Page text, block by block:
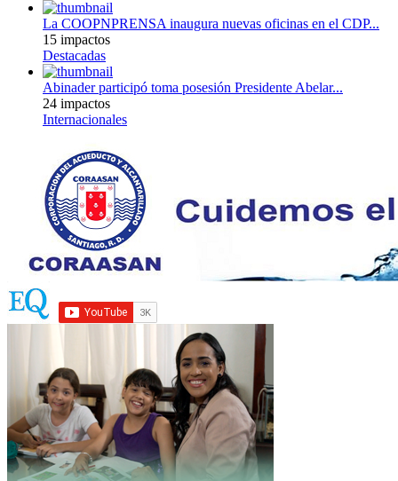
La COOPNPRENSA inaugura nuevas oficinas en el CDP...
15 impactos
Destacadas
Abinader participó toma posesión Presidente Abelar...
24 impactos
Internacionales